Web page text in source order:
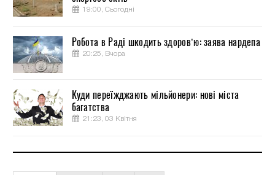
19:00, Сьогодні
Робота в Раді шкодить здоров’ю: заява нардепа
20:25, Вчора
Куди переїжджають мільйонери: нові міста
багатства
21:23, 03 Квітня